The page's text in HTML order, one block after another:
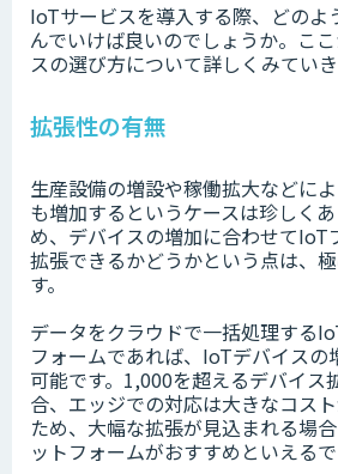
IoTサービスを導入する際、どのよ
んでいけば良いのでしょうか。こ
スの選び方について詳しくみていき
拡張性の有無
生産設備の増設や稼働拡大などに
も増加するというケースは珍しく
め、デバイスの増加に合わせてIoT
拡張できるかどうかという点は、
す。
データをクラウドで一括処理する
フォームであれば、IoTデバイスの
可能です。1,000を超えるデバイス
合、エッジでの対応は大きなコス
ため、大幅な拡張が見込まれる場
ットフォームがおすすめといえるで